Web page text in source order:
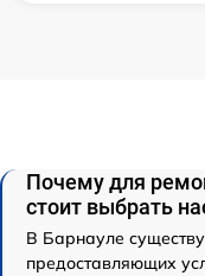
Почему для
стоит выбрать
В Барнауле
предоставляющих